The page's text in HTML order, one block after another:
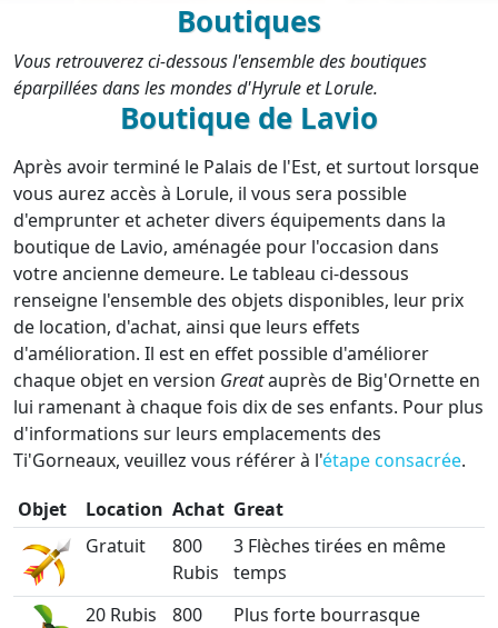
Boutiques
Vous retrouverez ci-dessous l'ensemble des boutiques
éparpillées dans les mondes d'Hyrule et Lorule.
Boutique de Lavio
Après avoir terminé le Palais de l'Est, et surtout lorsque
vous aurez accès à Lorule, il vous sera possible
d'emprunter et acheter divers équipements dans la
boutique de Lavio, aménagée pour l'occasion dans
votre ancienne demeure. Le tableau ci-dessous
renseigne l'ensemble des objets disponibles, leur prix
de location, d'achat, ainsi que leurs effets
d'amélioration. Il est en effet possible d'améliorer
chaque objet en version Greatauprès de Big'Ornette en
lui ramenant à chaque fois dix de ses enfants. Pour plus
d'informations sur leurs emplacements des
Ti'Gorneaux, veuillez vous référer à l'étape consacrée.
Objet
Location Achat Great
Gratuit
800
Rubis
3 Flèches tirées en même
temps
20 Rubis
800
Plus forte bourrasque